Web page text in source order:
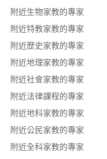
附近生物家教的專家
附近特教家教的專家
附近歷史家教的專家
附近地理家教的專家
附近社會家教的專家
附近法律課程的專家
附近地科家教的專家
附近公民家教的專家
附近全科家教的專家